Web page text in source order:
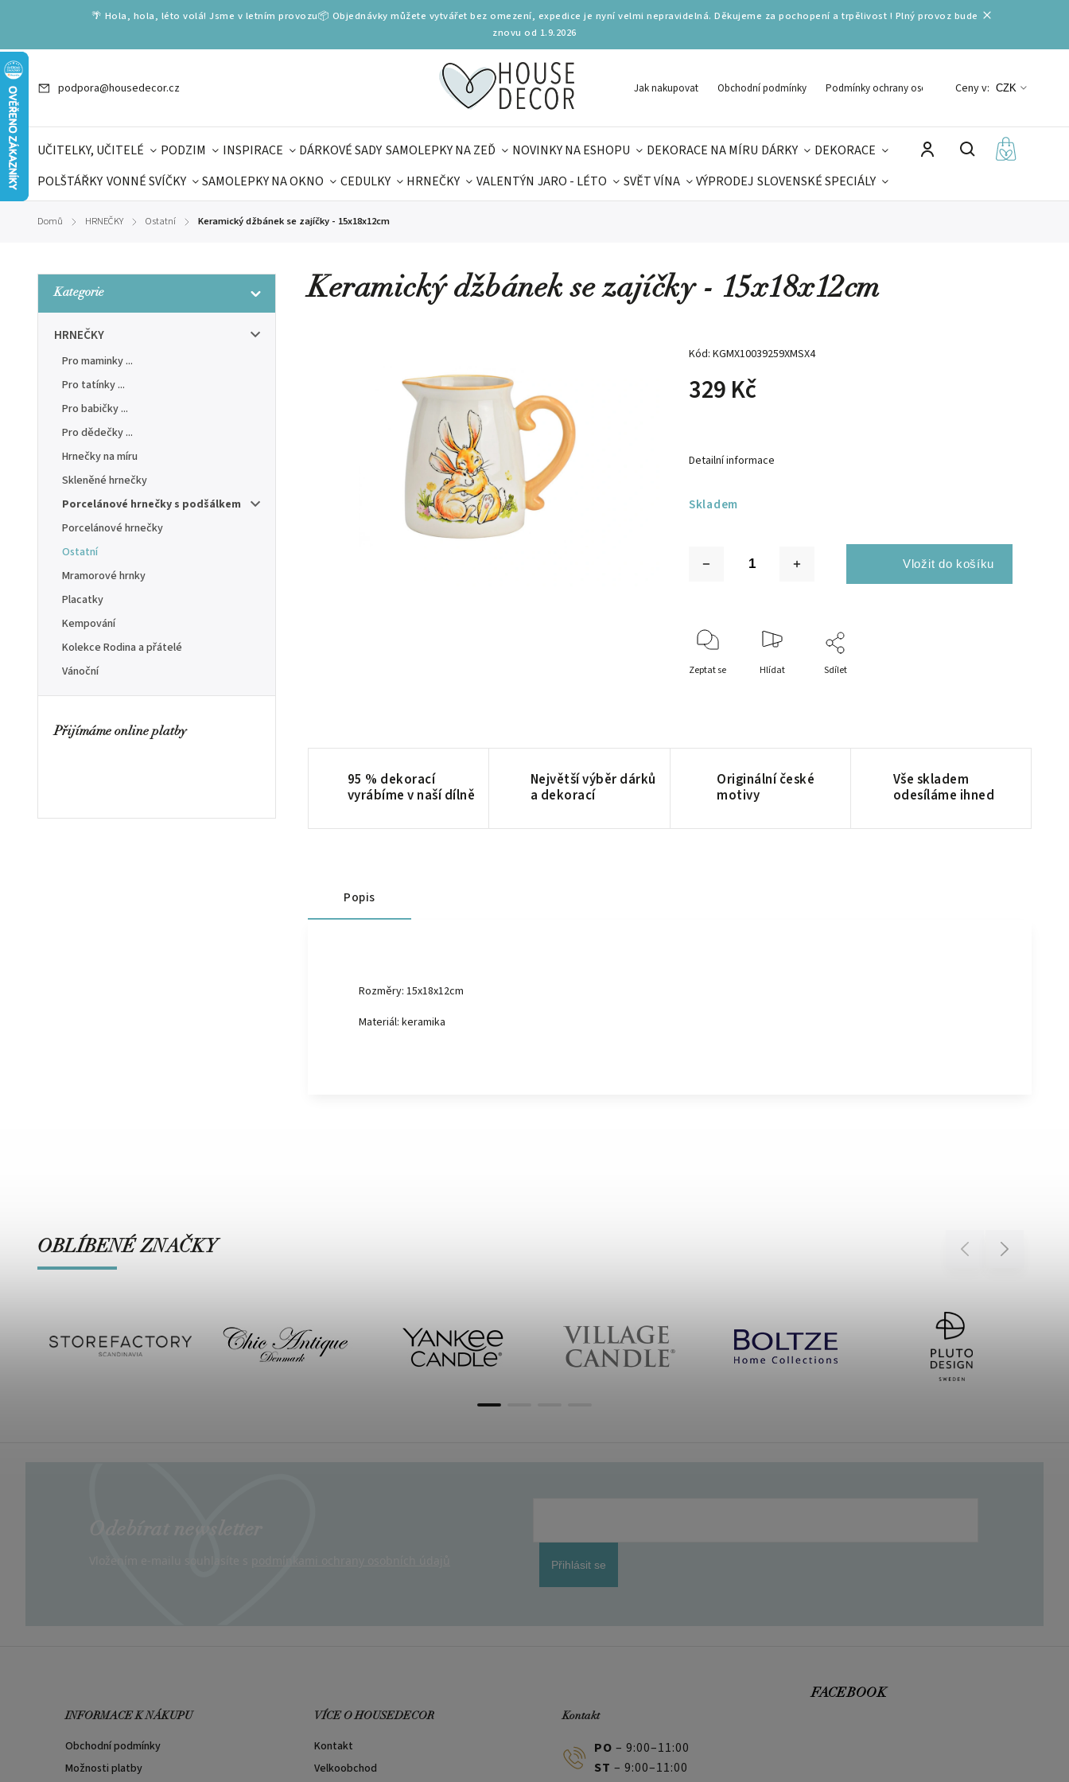
🌴 Hola, hola, léto volá! Jsme v letním provozu📦 Objednávky můžete vytvářet bez omezení, expedice je nyní velmi nepravidelná. Děkujeme za pochopení a trpělivost ! Plný provoz bude
znovu od 1.9.2026
podpora@housedecor.cz Jak nakupovat Obchodní podmínky Podmínky ochrany osobních údajů
Ceny v: CZK
UČITELKY, UČITELÉ PODZIM INSPIRACE DÁRKOVÉ SADY SAMOLEPKY NA ZEĎ NOVINKY NA ESHOPU DEKORACE NA MÍRU DÁRKY
DEKORACE
POLŠTÁŘKY VONNÉ SVÍČKY SAMOLEPKY NA OKNO CEDULKY HRNEČKY VALENTÝN JARO - LÉTO SVĚT VÍNA VÝPRODEJ SLOVENSKÉ SPECIÁLY
DÁRKOVÉ VOUCHERY
Domů / HRNEČKY / Ostatní / Keramický džbánek se zajíčky - 15x18x12cm
Kategorie
HRNEČKY
Pro maminky ...
Pro tatínky ...
Pro babičky ...
Pro dědečky ...
Hrnečky na míru
Skleněné hrnečky
Porcelánové hrnečky s podšálkem
Porcelánové hrnečky
Ostatní
Mramorové hrnky
Placatky
Kempování
Kolekce Rodina a přátelé
Vánoční
Přijímáme online platby
Keramický džbánek se zajíčky - 15x18x12cm
Kód: KGMX10039259XMSX4
329 Kč
Skladem
Detailní informace
Zeptat se Hlídat Sdílet
95 % dekorací
vyrábíme v naší dílně
Největší výběr dárků
a dekorací
Originální české
motivy
Vše skladem
odesíláme ihned
Popis
Rozměry: 15x18x12cm
Materiál: keramika
OBLÍBENÉ ZNAČKY Previous Next
Přihlásit se
INFORMACE K NÁKUPU
Obchodní podmínky
Možnosti platby
VÍCE O HOUSEDECOR
Kontakt
Velkoobchod
Kontakt
PO – 9:00–11:00
ST – 9:00–11:00
FACEBOOK